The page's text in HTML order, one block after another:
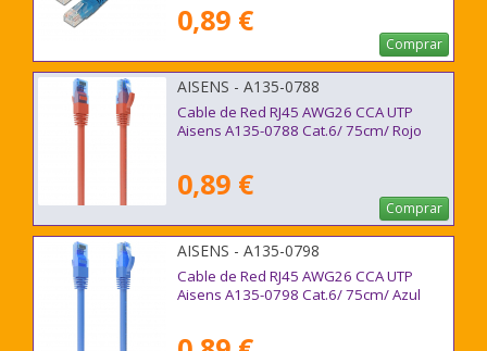
0,89 €
Comprar
AISENS - A135-0788
Cable de Red RJ45 AWG26 CCA UTP
Aisens A135-0788 Cat.6/ 75cm/ Rojo
0,89 €
Comprar
AISENS - A135-0798
Cable de Red RJ45 AWG26 CCA UTP
Aisens A135-0798 Cat.6/ 75cm/ Azul